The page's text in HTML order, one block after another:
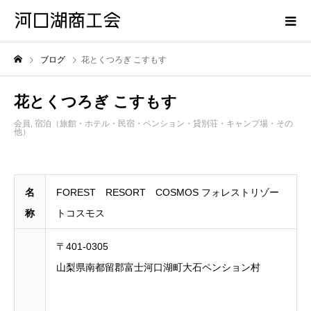
ブログ 花とくつろぎ こすもす
花とくつろぎ こすもす
会員 宿泊（旅館・ホテル・民宿・ペンション・貸別荘・キャンプ場・その
他）
名
称
FOREST RESORT COSMOS フォレストリゾー
トコスモス
〒401-0305
山梨県南都留郡富士河口湖町大石ペンション村